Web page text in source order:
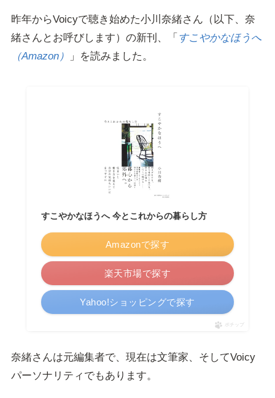
昨年からVoicyで聴き始めた小川奈緒さん（以下、奈
緒さんとお呼びします）の新刊、「 すこやかなほうへ
（Amazon）
」を読みました。
すこやかなほうへ 今とこれからの暮らし方
Amazonで探す
楽天市場で探す
Yahoo!ショッピングで探す
ポチップ
奈緒さんは元編集者で、現在は文筆家、そしてVoicy
パーソナリティでもあります。